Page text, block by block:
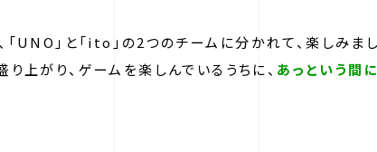
「UNO」と「ito」の2つのチームに分かれて、楽しみまし
り上がり、ゲームを楽しんでいるうちに、 あっという間